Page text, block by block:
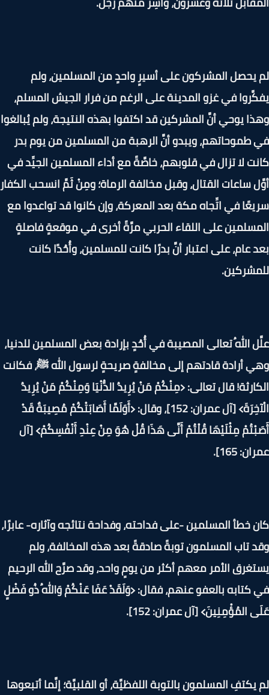
المشركون على أسيرٍ واحدٍ من المسلمين، ولم
في غزو المدينة على الرغم من فرار الجيش المسلم،
يوحي أنَّ المشركين قد اكتفوا بهذه النتيجة، ولم يُبالغوا
ويبدو أنَّ الرهبة من المسلمين من يوم بدر
لا تزال في قلوبهم، خاصَّةً مع أداء المسلمين الجيِّد في
ساعات القتال، وقبل مخالفة الرماة؛ ومِنْ ثَمَّ انسحب الكفار
في اتِّجاه مكة بعد المعركة، وإن كانوا قد تواعدوا مع
على اللقاء الحربي مرَّةً أخرى في موقعةٍ فاصلةٍ
عام، على اعتبار أنَّ بدرًا كانت للمسلمين، وأُحُدًا كانت
اللهُ تعالى المصيبة في أُحُدٍ بإرادة بعض المسلمين للدنيا،
أرادة قادتهم إلى مخالفةٍ صريحةٍ لرسول الله ﷺ، فكانت
قال تعالى: ﴿مِنْكُمْ مَنْ يُرِيدُ الدُّنْيَا وَمِنْكُمْ مَنْ يُرِيدُ
الْآخِرَةَ﴾ [آل عمران: 152]، وقال: ﴿أَوَلَمَّا أَصَابَتْكُمْ مُصِيبَةٌ قَدْ
مِثْلَيْهَا قُلْتُمْ أَنَّى هَذَا قُلْ هُوَ مِنْ عِنْدِ أَنْفُسِكُمْ﴾ [آل
165].
خطأ المسلمين -على فداحته، وفداحة نتائجه وآثاره- عابرًا،
تاب المسلمون توبةً صادقةً بعد هذه المخالفة، ولم
الأمر معهم أكثر من يومٍ واحد، وقد صرَّح الله الرحيم
بالعفو عنهم، فقال: ﴿وَلَقَدْ عَفَا عَنْكُمْ وَاللهُ ذُو فَضْلٍ
المُؤْمِنِينَ﴾ [آل عمران: 152].
المسلمون بالتوبة اللفظيَّة، أو القلبيَّة؛ إنَّما أتبعوها